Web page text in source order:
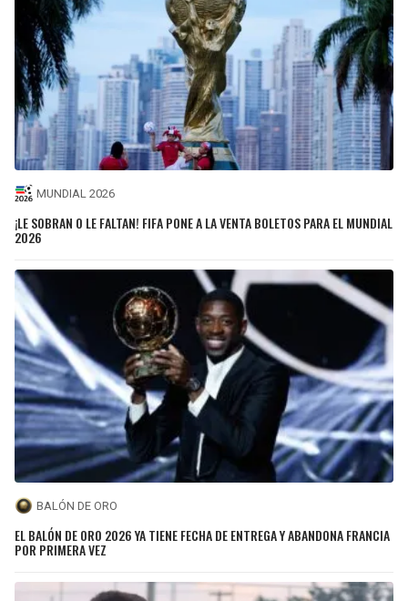
MUNDIAL 2026
¡LE SOBRAN O LE FALTAN! FIFA PONE A LA VENTA BOLETOS PARA EL MUNDIAL
2026
BALÓN DE ORO
EL BALÓN DE ORO 2026 YA TIENE FECHA DE ENTREGA Y ABANDONA FRANCIA
POR PRIMERA VEZ